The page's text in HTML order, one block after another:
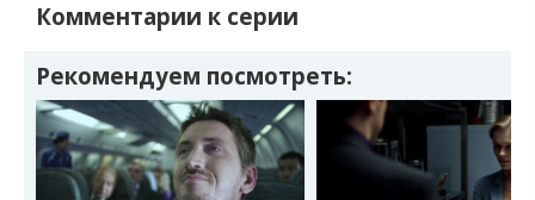
Комментарии к серии
Рекомендуем посмотреть: